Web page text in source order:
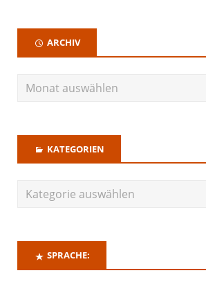
ARCHIV
KATEGORIEN
SPRACHE: